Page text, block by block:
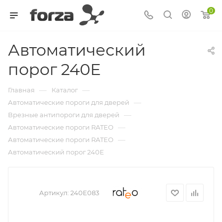
0
Автоматический
порог 240Е
Главная — Каталог —
Автоматические пороги для дверей —
Врезные антипороги для дверей —
Автоматические пороги RATEO —
Автоматические пороги RATEO —
Автоматический порог 240Е
Артикул: 240E083